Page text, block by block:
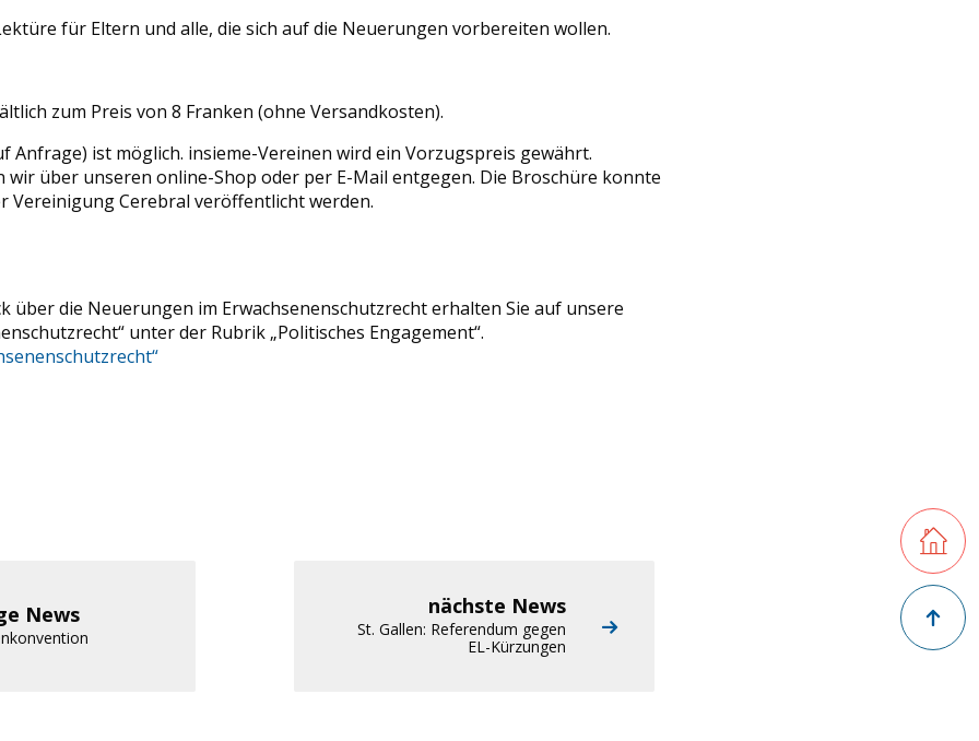
für Eltern und alle, die sich auf die Neuerungen vorbereiten wollen.
zum Preis von 8 Franken (ohne Versandkosten).
Anfrage) ist möglich. insieme-Vereinen wird ein Vorzugspreis gewährt.
wir über unseren online-Shop oder per E-Mail entgegen. Die Broschüre konnte
Vereinigung Cerebral veröffentlicht werden.
über die Neuerungen im Erwachsenenschutzrecht erhalten Sie auf unsere
unter der Rubrik „Politisches Engagement“.
News nächste News
St. Gallen: Referendum gegen
EL-Kürzungen
Zurück